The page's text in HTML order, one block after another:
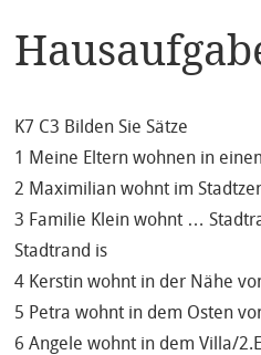
K7 C3 Bilden Sie Sätze
1 Meine Eltern wohnen in
2 Maximilian wohnt im
3 Familie Klein wohnt …
Stadtrand is
4 Kerstin wohnt in der Nähe
5 Petra wohnt in dem Osten
6 Angele wohnt in dem Villa/